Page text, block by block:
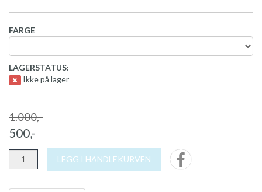
FARGE
LAGERSTATUS:
Ikke på lager
1.000,-
500,-
LEGG I HANDLEKURVEN